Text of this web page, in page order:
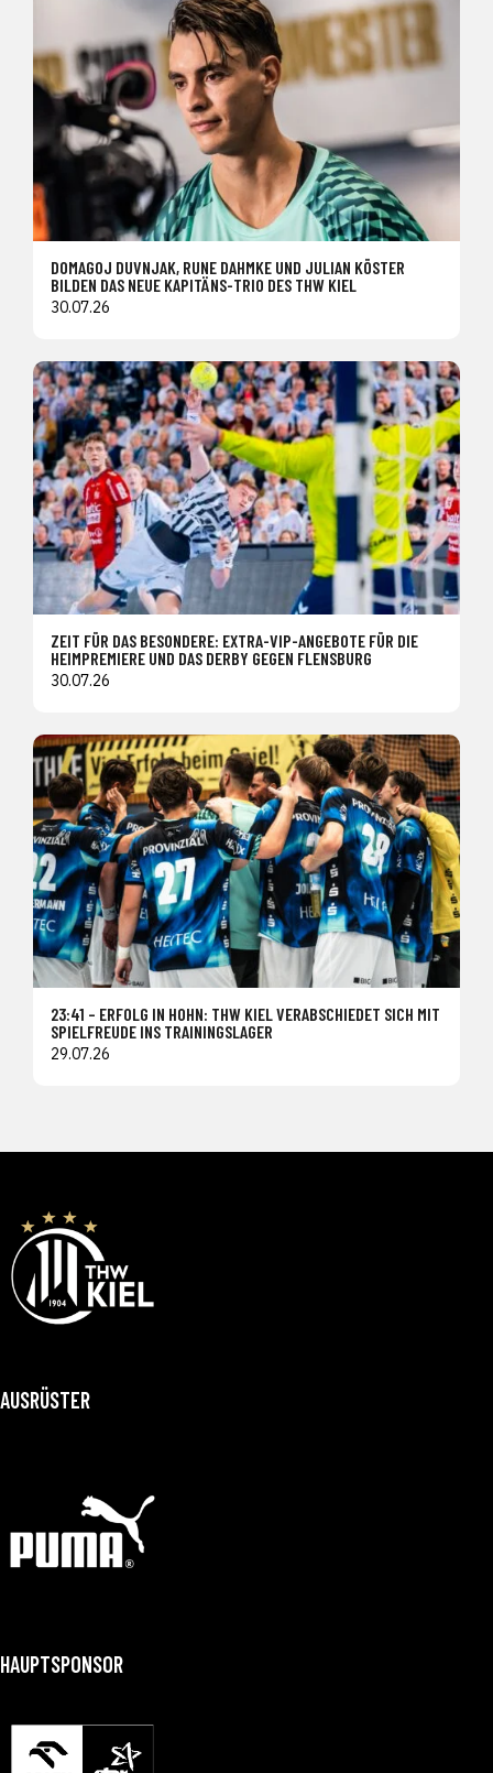
DOMAGOJ DUVNJAK, RUNE DAHMKE UND JULIAN KÖSTER
BILDEN DAS NEUE KAPITÄNS-TRIO DES THW KIEL
30.07.26
ZEIT FÜR DAS BESONDERE: EXTRA-VIP-ANGEBOTE FÜR DIE
HEIMPREMIERE UND DAS DERBY GEGEN FLENSBURG
30.07.26
23:41 – ERFOLG IN HOHN: THW KIEL VERABSCHIEDET SICH MIT
SPIELFREUDE INS TRAININGSLAGER
29.07.26
AUSRÜSTER
HAUPTSPONSOR